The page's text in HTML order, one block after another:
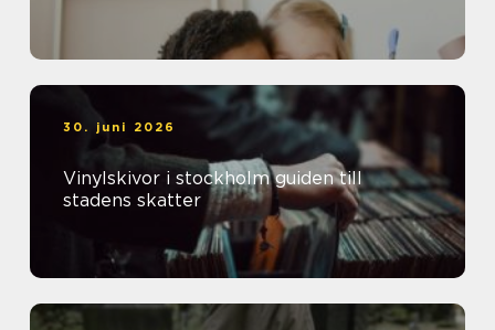
30. juni 2026
Vinylskivor i stockholm guiden till
stadens skatter